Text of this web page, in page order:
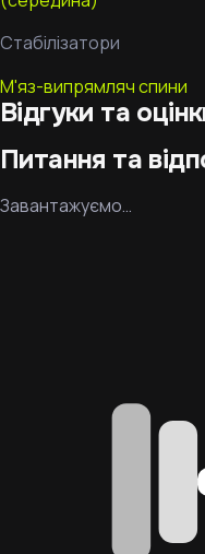
Стабілізатори
М'яз-випрямляч спини
Відгуки та
Питання та
Завантажуємо…